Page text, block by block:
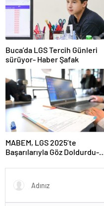
Buca’da LGS Tercih Günleri
sürüyor- Haber Şafak
MABEM, LGS 2025’te
Başarılarıyla Göz Doldurdu-